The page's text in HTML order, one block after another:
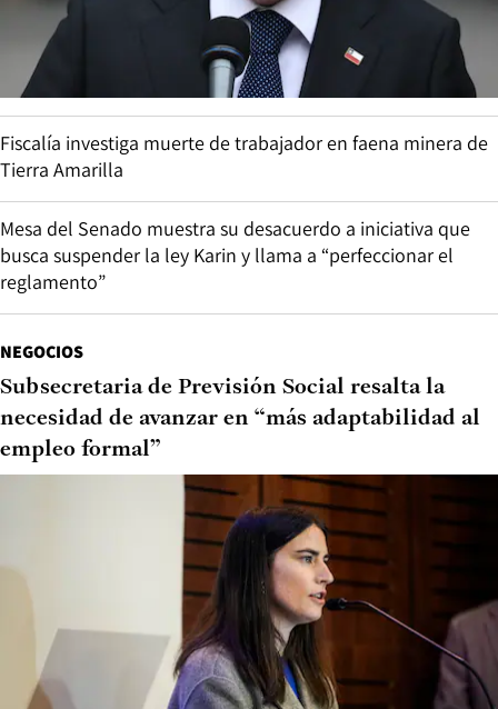
Fiscalía investiga muerte de trabajador en faena minera de
Tierra Amarilla
Mesa del Senado muestra su desacuerdo a iniciativa que
busca suspender la ley Karin y llama a “perfeccionar el
reglamento”
NEGOCIOS
Subsecretaria de Previsión Social resalta la
necesidad de avanzar en “más adaptabilidad al
empleo formal”